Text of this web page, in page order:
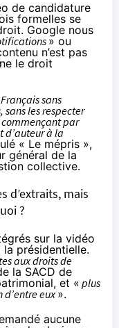
de candidature
formelles se
Google nous
» ou
n’est pas
le droit
sans
sans les respecter
par
d’auteur à la
« Le mépris »,
général de la
collective.
d’extraits, mais
?
sur la vidéo
la présidentielle.
aux droits de
la SACD de
et « plus
eux».
aucune